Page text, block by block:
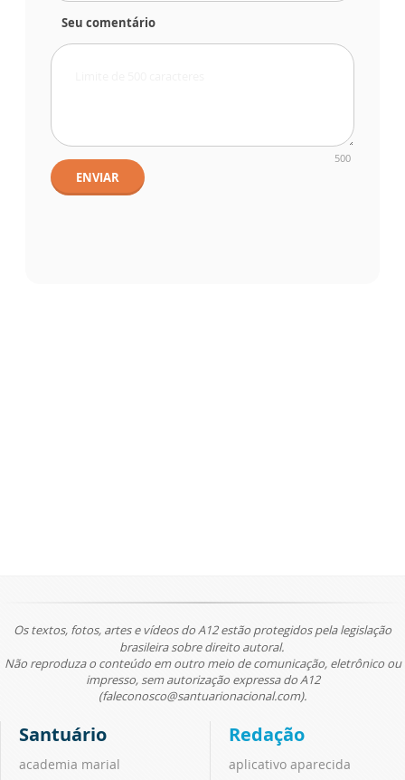
Seu comentário
500
ENVIAR
Os textos, fotos, artes e vídeos do A12 estão protegidos pela legislação
brasileira sobre direito autoral.
Não reproduza o conteúdo em outro meio de comunicação, eletrônico ou
impresso, sem autorização expressa do A12
(faleconosco@santuarionacional.com).
Santuário
academia marial
Redação
aplicativo aparecida